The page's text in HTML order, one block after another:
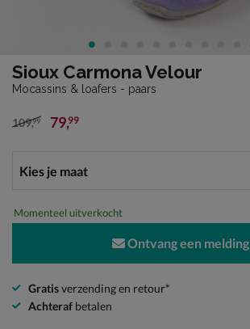
Sioux Carmona Velour
Mocassins & loafers - paars
van € 109,99 voor € 79,99
109,99 79,99
Momenteel uitverkocht
Ontvang een melding
Gratisverzending en retour*
Achteraf betalen